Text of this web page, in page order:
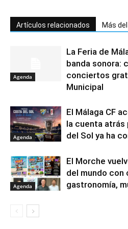
Artículos relacionados Más
Agenda
La Feria de
banda sonora:
conciertos
Municipal
Agenda
El Málaga CF
la cuenta
del Sol ya ha
Agenda
El Morche
del mundo con
gastronomía,